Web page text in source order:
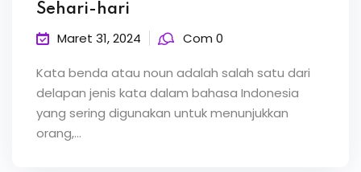
Sehari-hari
Maret 31, 2024 Com 0
Kata benda atau noun adalah salah satu dari
delapan jenis kata dalam bahasa Indonesia
yang sering digunakan untuk menunjukkan
orang,…